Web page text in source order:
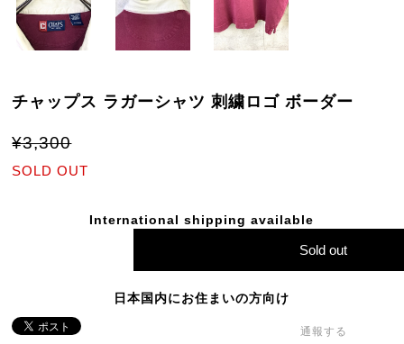
チャップス ラガーシャツ 刺繍ロゴ ボーダー
¥3,300
SOLD OUT
International shipping available
Sold out
日本国内にお住まいの方向け
通報する